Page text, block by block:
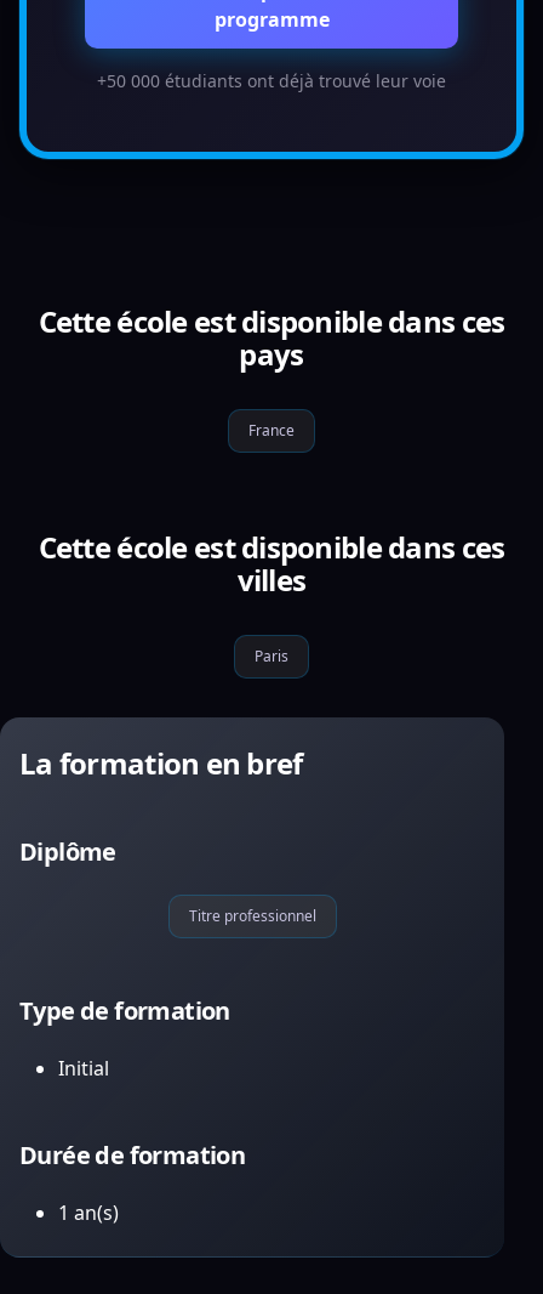
programme
+50 000 étudiants ont déjà trouvé leur voie
Cette école est disponible dans ces
pays
France
Cette école est disponible dans ces
villes
Paris
La formation en bref
Diplôme
Titre professionnel
Type de formation
Initial
Durée de formation
1 an(s)